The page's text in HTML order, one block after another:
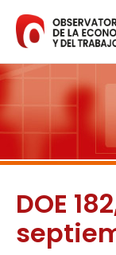
contenido
DOE